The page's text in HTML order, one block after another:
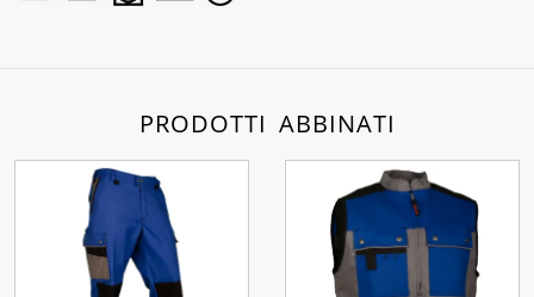
PRODOTTI ABBINATI